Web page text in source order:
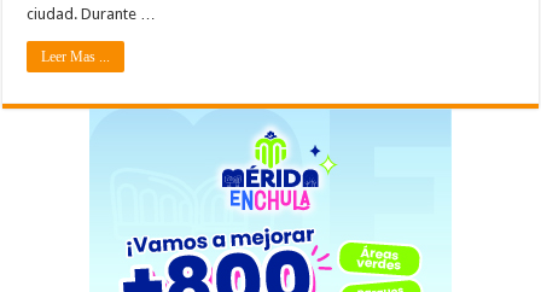
ciudad. Durante …
Leer Mas ...